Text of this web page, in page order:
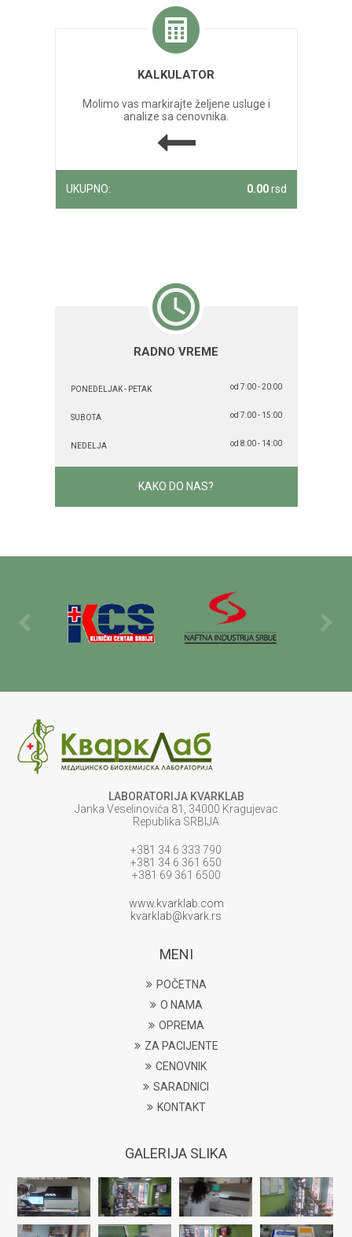
KALKULATOR
Molimo vas markirajte željene usluge i
analize sa cenovnika.
UKUPNO: 0.00rsd
RADNO VREME
PONEDELJAK - PETAK od 7:00 - 20:00
SUBOTA od 7:00 - 15:00
NEDELJA od 8:00 - 14:00
KAKO DO NAS?
LABORATORIJA KVARKLAB
Janka Veselinovića 81, 34000 Kragujevac
Republika SRBIJA
+381 34 6 333 790
+381 34 6 361 650
+381 69 361 6500
www.kvarklab.com
kvarklab@kvark.rs
MENI
POČETNA
O NAMA
OPREMA
ZA PACIJENTE
CENOVNIK
SARADNICI
KONTAKT
GALERIJA SLIKA